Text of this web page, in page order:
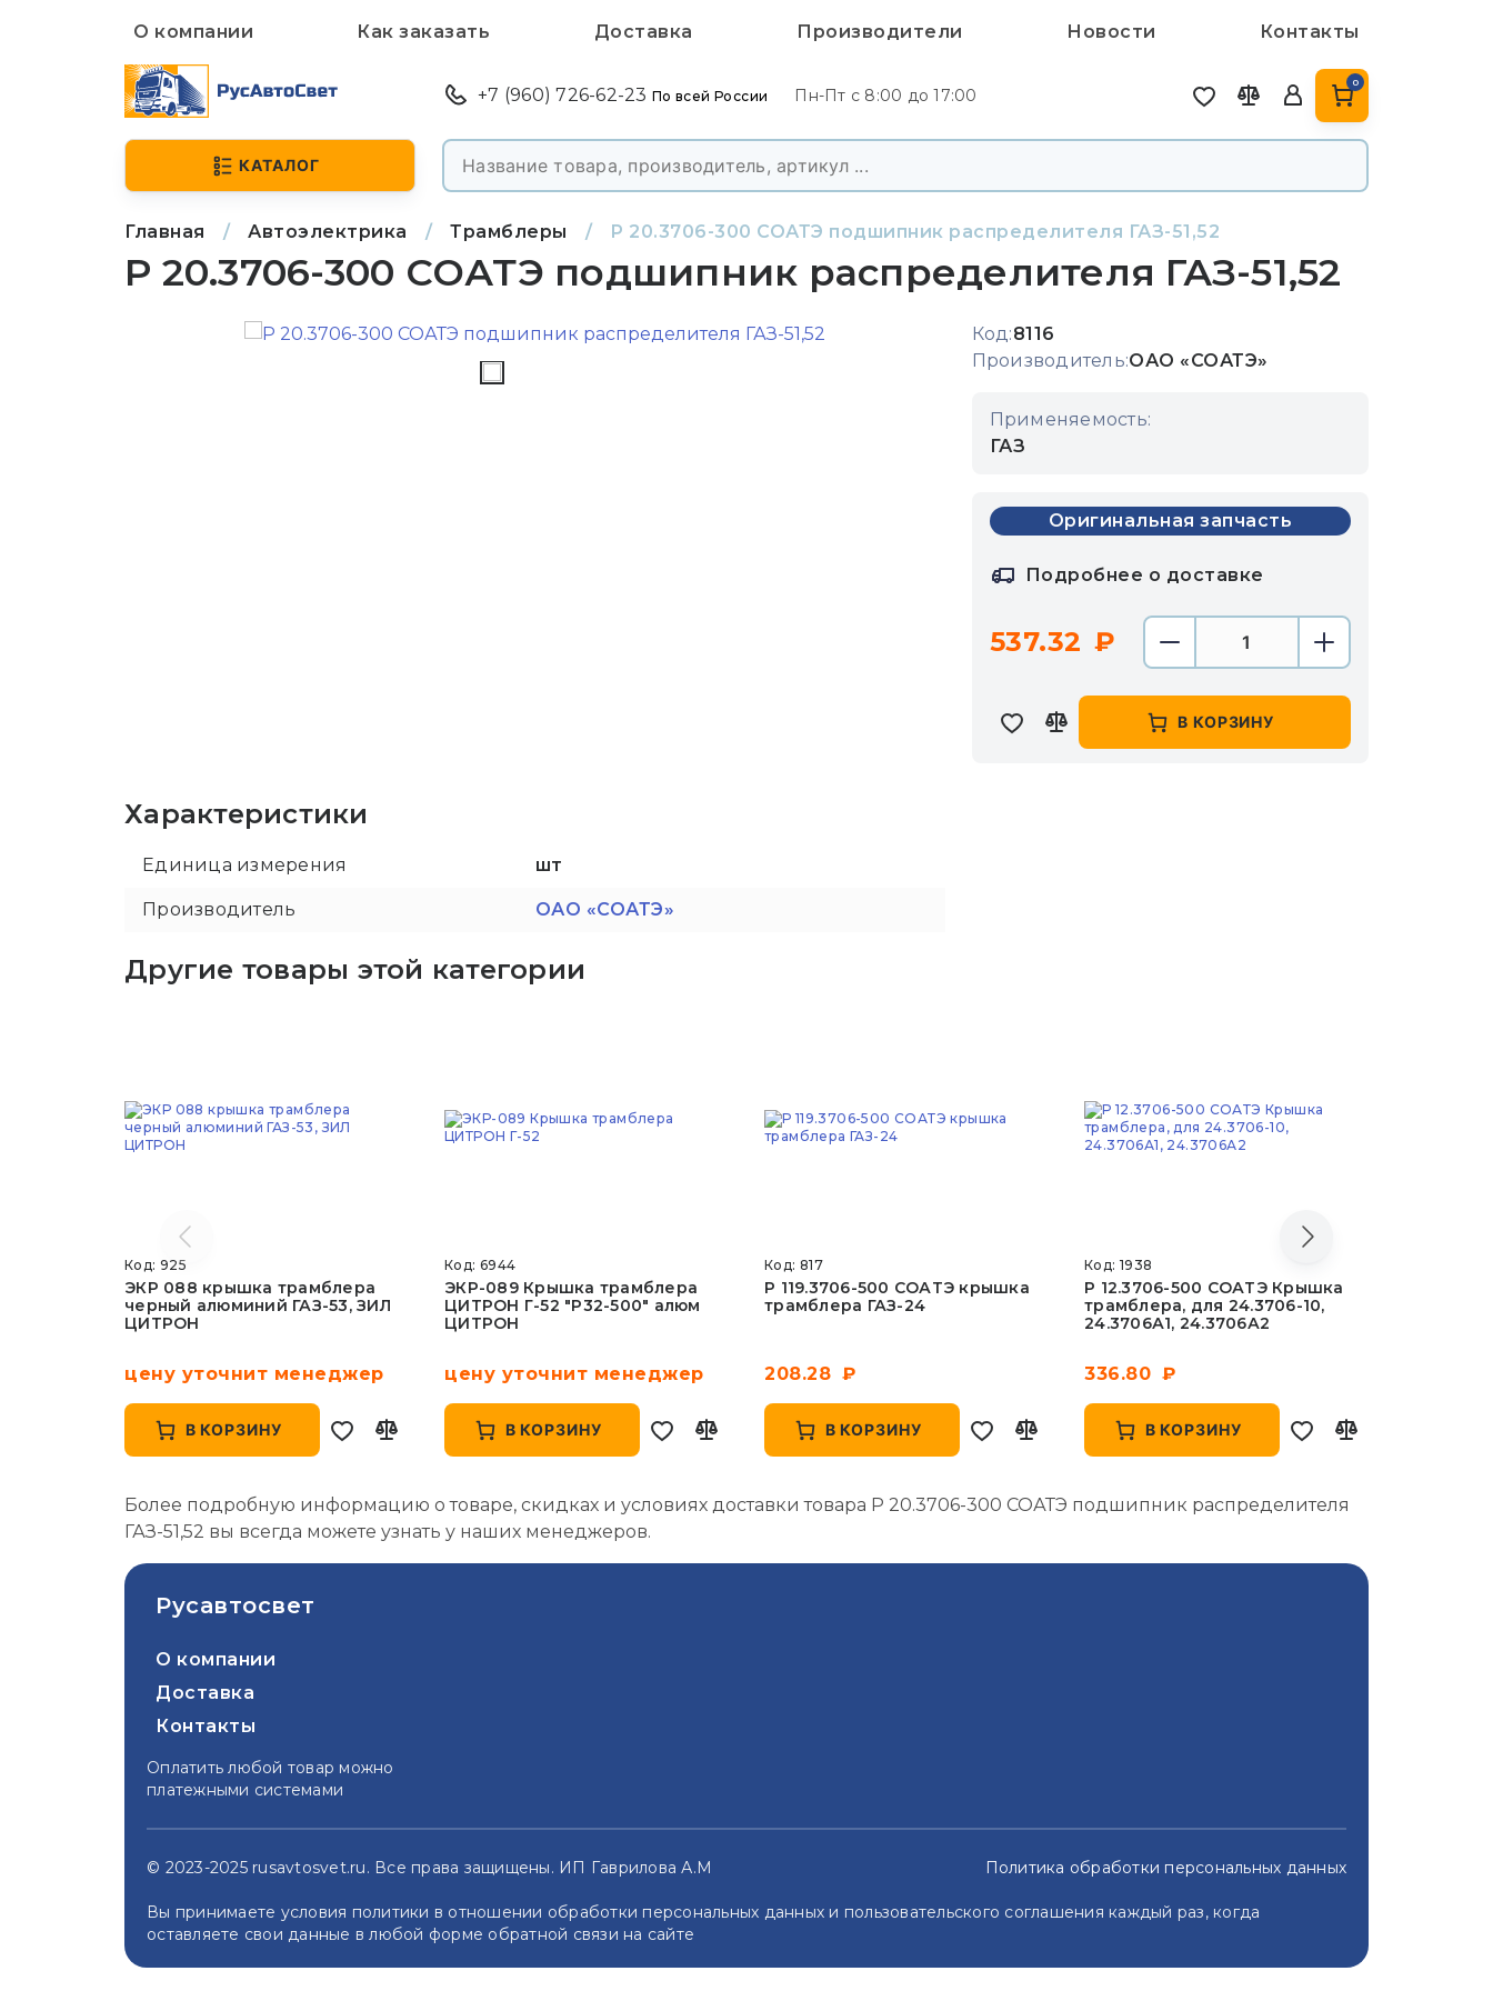
О компании Как заказать Доставка Производители Новости Контакты
+7 (960) 726-62-23 По всей России Пн-Пт с 8:00 до 17:00
0
КАТАЛОГ
Главная / Автоэлектрика / Трамблеры / Р 20.3706-300 СОАТЭ подшипник распределителя ГАЗ-51,52
Р 20.3706-300 СОАТЭ подшипник распределителя ГАЗ-51,52
Код:8116
Производитель:ОАО «СОАТЭ»
Применяемость:
ГАЗ
Оригинальная запчасть
Подробнее о доставке
537.32
В КОРЗИНУ
Характеристики
Единица измерения шт
Производитель ОАО «СОАТЭ»
Другие товары этой категории
Код: 925
ЭКР 088 крышка трамблера
черный алюминий ГАЗ-53, ЗИЛ
ЦИТРОН
цену уточнит менеджер
В КОРЗИНУ
Код: 6944
ЭКР-089 Крышка трамблера
ЦИТРОН Г-52 "Р32-500" алюм
ЦИТРОН
цену уточнит менеджер
В КОРЗИНУ
Код: 817
Р 119.3706-500 СОАТЭ крышка
трамблера ГАЗ-24
208.28
В КОРЗИНУ
Код: 1938
Р 12.3706-500 СОАТЭ Крышка
трамблера, для 24.3706-10,
24.3706А1, 24.3706А2
336.80
В КОРЗИНУ
Более подробную информацию о товаре, скидках и условиях доставки товара Р 20.3706-300 СОАТЭ подшипник распределителя
ГАЗ-51,52 вы всегда можете узнать у наших менеджеров.
Русавтосвет
О компании
Доставка
Контакты
Оплатить любой товар можно
платежными системами
© 2023-2025 rusavtosvet.ru. Все права защищены. ИП Гаврилова А.М Политика обработки персональных данных
Вы принимаете условия политики в отношении обработки персональных данных и пользовательского соглашения каждый раз, когда
оставляете свои данные в любой форме обратной связи на сайте